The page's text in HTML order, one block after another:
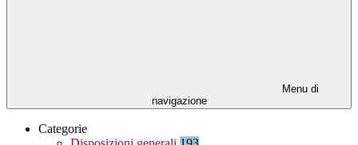
Menu di
navigazione
Categorie